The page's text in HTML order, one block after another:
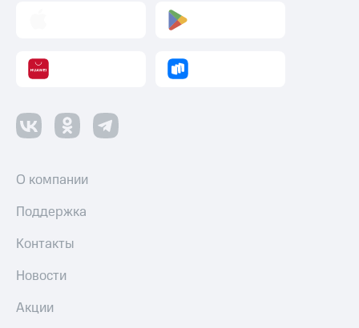
О компании
Поддержка
Контакты
Новости
Акции